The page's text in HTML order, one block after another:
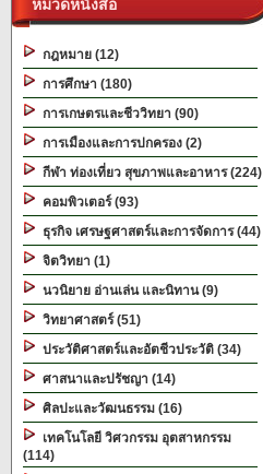
หมวดหนังสือ
กฎหมาย (12)
การศึกษา (180)
การเกษตรและชีววิทยา (90)
การเมืองและการปกครอง (2)
กีฬา ท่องเที่ยว สุขภาพและอาหาร (224)
คอมพิวเตอร์ (93)
ธุรกิจ เศรษฐศาสตร์และการจัดการ (44)
จิตวิทยา (1)
นวนิยาย อ่านเล่น และนิทาน (9)
วิทยาศาสตร์ (51)
ประวัติศาสตร์และอัตชีวประวัติ (34)
ศาสนาและปรัชญา (14)
ศิลปะและวัฒนธรรม (16)
เทคโนโลยี วิศวกรรม อุตสาหกรรม
(114)